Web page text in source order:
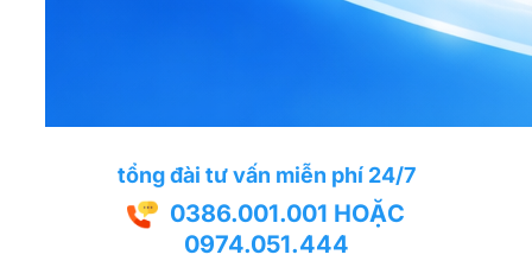
tổng đài tư vấn miễn phí 24/7
0386.001.001 HOẶC
0974.051.444